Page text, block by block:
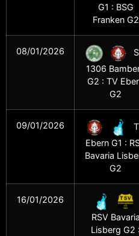
G1 : BSG
Franken G2
08/01/2026
1306
G2 : TV
G2
09/01/2026
Ebern G1 :
Bavaria
G2
16/01/2026
RSV Bavaria
Lisberg G2 :